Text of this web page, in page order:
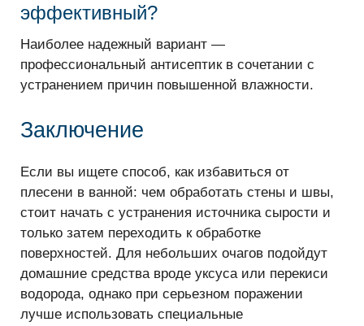
эффективный?
Наиболее надежный вариант —
профессиональный антисептик в сочетании с
устранением причин повышенной влажности.
Заключение
Если вы ищете способ, как избавиться от
плесени в ванной: чем обработать стены и швы,
стоит начать с устранения источника сырости и
только затем переходить к обработке
поверхностей. Для небольших очагов подойдут
домашние средства вроде уксуса или перекиси
водорода, однако при серьезном поражении
лучше использовать специальные